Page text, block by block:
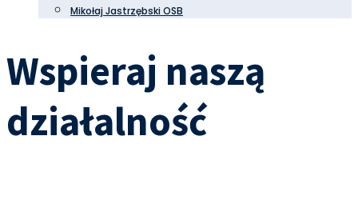
Mikołaj Jastrzębski OSB
Wspieraj naszą
działalność